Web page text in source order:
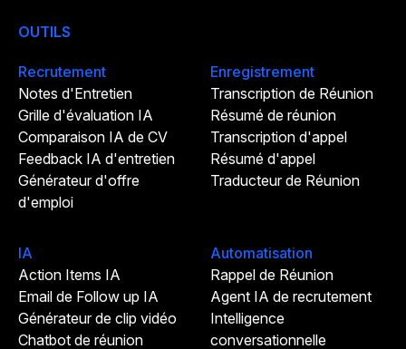
OUTILS
Recrutement
Notes d'Entretien
Grille d'évaluation IA
Comparaison IA de CV
Feedback IA d'entretien
Générateur d'offre
d'emploi
Enregistrement
Transcription de Réunion
Résumé de réunion
Transcription d'appel
Résumé d'appel
Traducteur de Réunion
IA
Action Items IA
Email de Follow up IA
Générateur de clip vidéo
Chatbot de réunion
Automatisation
Rappel de Réunion
Agent IA de recrutement
Intelligence
conversationnelle